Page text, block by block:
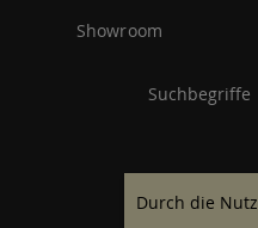
Showroom
Suchbegriffe
Durch die